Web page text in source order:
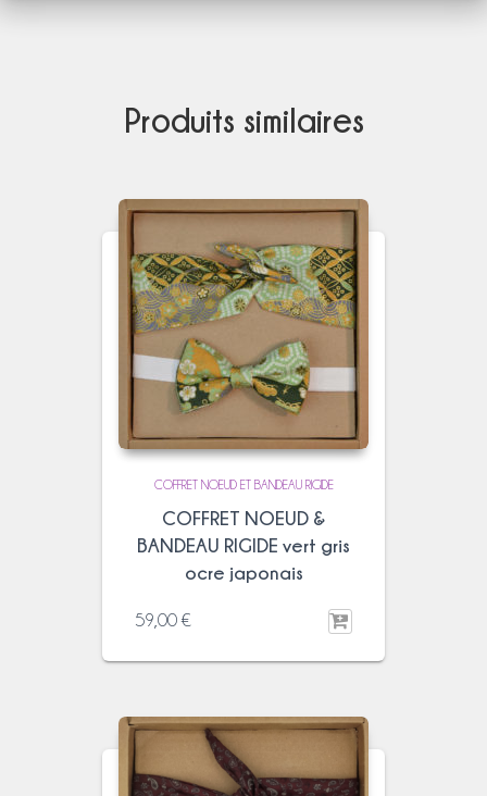
Produits similaires
COFFRET NOEUD ET BANDEAU RIGIDE
COFFRET NOEUD &
BANDEAU RIGIDE vert gris
ocre japonais
59,00€